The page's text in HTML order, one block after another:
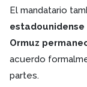
El mandatario
Ormuz
acuerdo
partes.